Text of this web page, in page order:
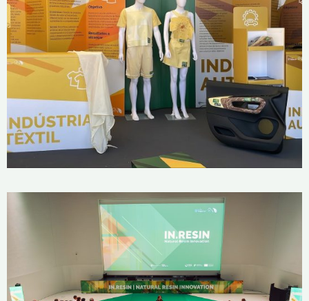
ExpoFlorestal
31 de Maio, 2026